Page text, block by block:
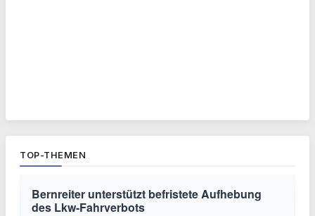
TOP-THEMEN
Bernreiter unterstützt befristete Aufhebung
des Lkw-Fahrverbots